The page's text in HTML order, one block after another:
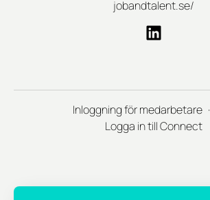
jobandtalent.se/
Inloggning för medarbetare ·
Logga in till Connect